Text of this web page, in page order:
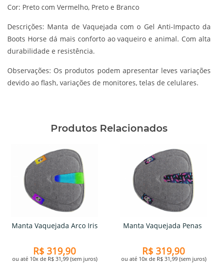
Cor: Preto com Vermelho, Preto e Branco
Descrições: Manta de Vaquejada com o Gel Anti-Impacto da
Boots Horse dá mais conforto ao vaqueiro e animal. Com alta
durabilidade e resistência.
Observações: Os produtos podem apresentar leves variações
devido ao flash, variações de monitores, telas de celulares.
Produtos Relacionados
Manta Vaquejada Arco Iris
R$ 319,90
ou até 10x de R$ 31,99 (sem juros)
Manta Vaquejada Penas
R$ 319,90
ou até 10x de R$ 31,99 (sem juros)